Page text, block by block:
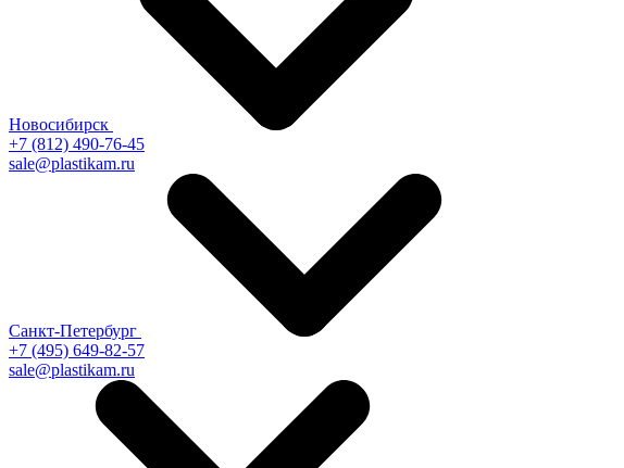
Новосибирск
+7 (812) 490-76-45
sale@plastikam.ru
Санкт-Петербург
+7 (495) 649-82-57
sale@plastikam.ru